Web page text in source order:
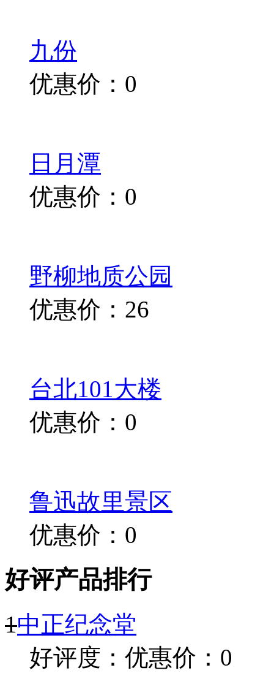
九份
优惠价：0
日月潭
优惠价：0
野柳地质公园
优惠价：26
台北101大楼
优惠价：0
鲁迅故里景区
优惠价：0
好评产品排行
1中正纪念堂
好评度： 优惠价：0